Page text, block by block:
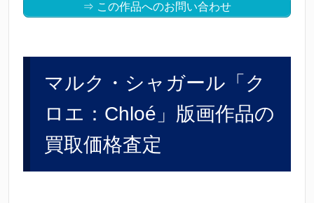
⇒ この作品へのお問い合わせ
マルク・シャガール「ク
ロエ：Chloé」版画作品の
買取価格査定